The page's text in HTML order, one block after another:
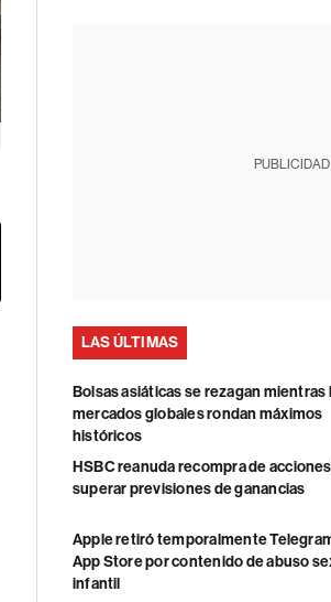
PUBLICIDAD
LAS ÚLTIMAS
Bolsas asiáticas se rezagan mientras
mercados globales rondan máximos
históricos
HSBC reanuda recompra de
superar previsiones de ganancias
Apple retiró temporalmente
App Store por contenido de abuso
infantil